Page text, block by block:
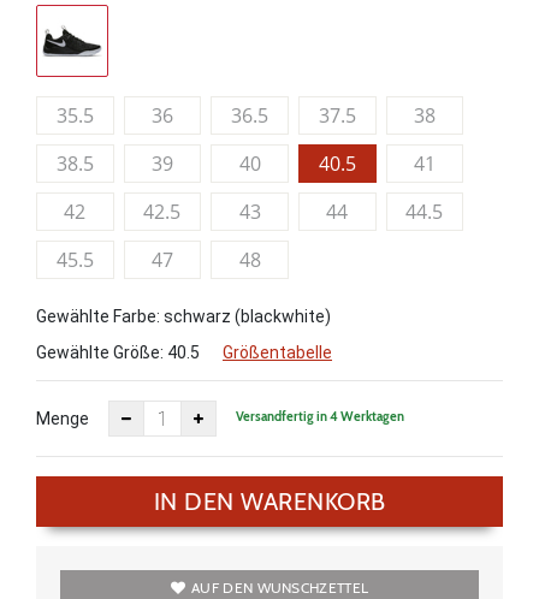
35.5 36 36.5 37.5
38
38.5
39 40 40.5
41
42
42.5 43 44
44.5
45.5
47 48
Gewählte Farbe: schwarz (blackwhite)
Gewählte Größe: 40.5 Größentabelle
Menge Versandfertig in 4 Werktagen
IN DEN WARENKORB
AUF DEN WUNSCHZETTEL